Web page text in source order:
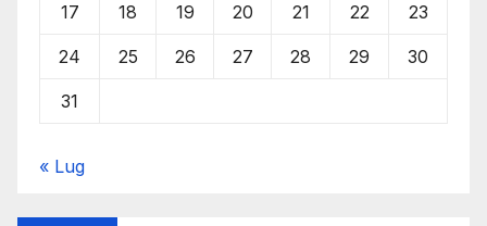
17 18 19 20 21 22 23
24 25 26 27 28 29 30
31
« Lug